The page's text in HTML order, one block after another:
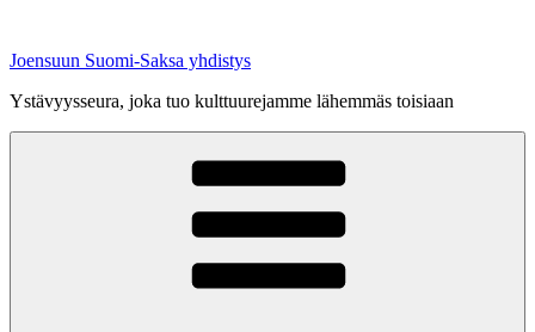
Joensuun Suomi-Saksa yhdistys
Ystävyysseura, joka tuo kulttuurejamme lähemmäs toisiaan